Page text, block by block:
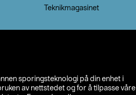
sporingsteknologi på din enhet i
av nettstedet og for å tilpasse våre
Teknikmagasinet